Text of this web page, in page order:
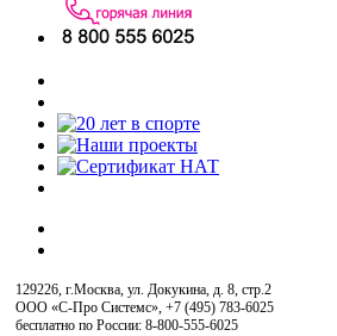
129226, г.Москва, ул. Докукина, д. 8, стр.2
ООО «С-Про Системс», +7 (495) 783-6025
бесплатно по России: 8-800-555-6025